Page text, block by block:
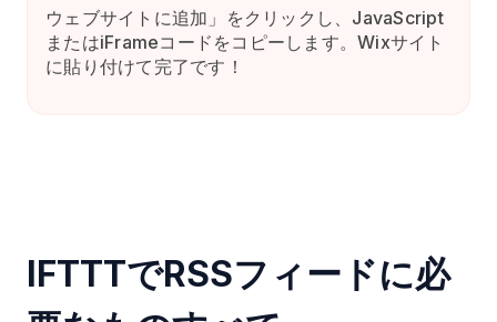
ウェブサイトに追加」をクリックし、JavaScript
またはiFrameコードをコピーします。Wixサイト
に貼り付けて完了です！
IFTTTでRSSフィードに必